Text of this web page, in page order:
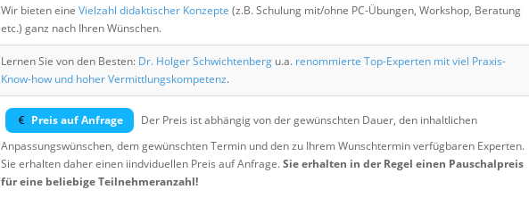
Wir bieten eine Vielzahl didaktischer Konzepte (z.B. Schulung mit/ohne PC-Übungen, Workshop, Beratung
etc.) ganz nach Ihren Wünschen.
Lernen Sie von den Besten: Dr. Holger Schwichtenberg u.a. renommierte Top-Experten mit viel Praxis-
Know-how und hoher Vermittlungskompetenz.
Preis auf Anfrage
Der Preis ist abhängig von der gewünschten Dauer, den inhaltlichen
Anpassungswünschen, dem gewünschten Termin und den zu Ihrem Wunschtermin verfügbaren Experten.
Sie erhalten daher einen iindviduellen Preis auf Anfrage.Sie erhalten in der Regel einen Pauschalpreis
für eine beliebige Teilnehmeranzahl!